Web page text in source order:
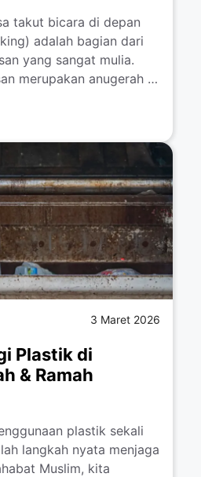
takut bicara di depan
adalah bagian dari
yang sangat mulia.
merupakan anugerah …
3 Maret 2026
Plastik di
& Ramah
plastik sekali
langkah nyata menjaga
Muslim, kita